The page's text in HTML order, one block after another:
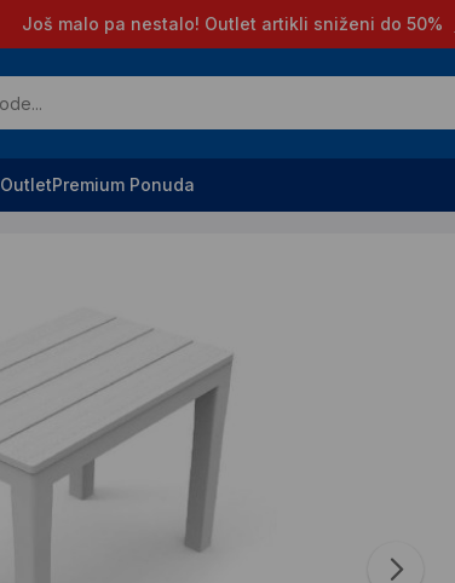
Još malo pa nestalo! Outlet artikli sniženi do 50%
OutletPremium Ponuda